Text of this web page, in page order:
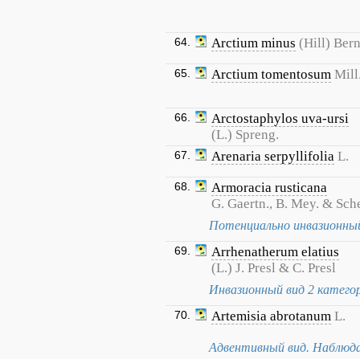
64. Arctium minus (Hill)
65. Arctium tomentosum
66.
Arctostaphylos uva-ursi
(L.) Spreng.
67. Arenaria serpyllifolia L.
68.
Armoracia rusticana
G. Gaertn., B. Mey. &
Потенциально
69.
Arrhenatherum elatius
(L.) J. Presl & C. Presl
Инвазионный вид 2
70. Artemisia abrotanum L.
Адвентивный вид.